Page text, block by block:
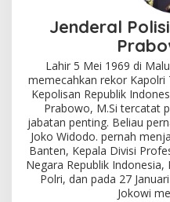
Jenderal
Lahir 5 Mei 1969 di
memecahkan rekor
Kepolisan Republik
Prabowo, M.Si tercatat
jabatan penting. Beliau
Joko Widodo. pernah
Banten, Kepala Divisi
Negara Republik Indonesia,
Polri, dan pada 27
Jokowi